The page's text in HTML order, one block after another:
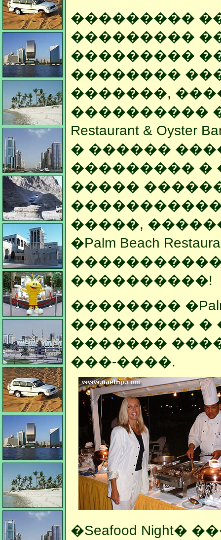
���������
���������
���������
��������
�������,
���������� �
Restaurant &
� ������
��������� �
�����
�����,
�Palm Beach
����������!
�������� �Palm
��������� �
�������
���-����.
�Seafood